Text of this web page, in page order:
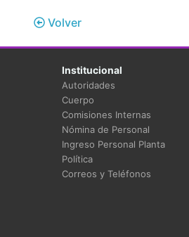
Volver
Institucional
Autoridades
Cuerpo
Comisiones Internas
Nómina de Personal
Ingreso Personal Planta
Política
Correos y Teléfonos